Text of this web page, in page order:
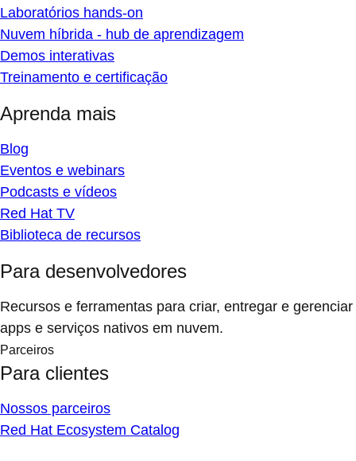
Laboratórios hands-on
Nuvem híbrida - hub de aprendizagem
Demos interativas
Treinamento e certificação
Aprenda mais
Blog
Eventos e webinars
Podcasts e vídeos
Red Hat TV
Biblioteca de recursos
Para desenvolvedores
Recursos e ferramentas para criar, entregar e gerenciar
apps e serviços nativos em nuvem.
Parceiros
Para clientes
Nossos parceiros
Red Hat Ecosystem Catalog